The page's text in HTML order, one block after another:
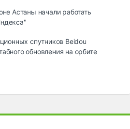
Астаны начали работать
спутников Beidou
обновления на орбите